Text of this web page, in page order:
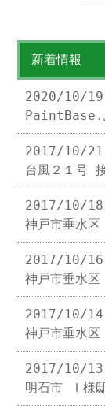
新着情報
2020/10/19
PaintBase.
2017/10/21
台風２１号
2017/10/18
神戸市垂水
2017/10/16
神戸市垂水
2017/10/14
神戸市垂水
2017/10/13
明石市 Ｉ様